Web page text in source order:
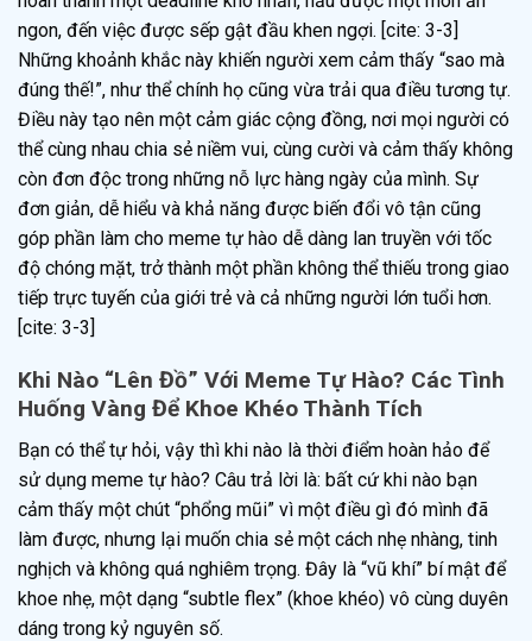
ngon, đến việc được sếp gật đầu khen ngợi. [cite: 3-3]
Những khoảnh khắc này khiến người xem cảm thấy “sao mà
đúng thế!”, như thể chính họ cũng vừa trải qua điều tương tự.
Điều này tạo nên một cảm giác cộng đồng, nơi mọi người có
thể cùng nhau chia sẻ niềm vui, cùng cười và cảm thấy không
còn đơn độc trong những nỗ lực hàng ngày của mình. Sự
đơn giản, dễ hiểu và khả năng được biến đổi vô tận cũng
góp phần làm cho meme tự hào dễ dàng lan truyền với tốc
độ chóng mặt, trở thành một phần không thể thiếu trong giao
tiếp trực tuyến của giới trẻ và cả những người lớn tuổi hơn.
[cite: 3-3]
Khi Nào “Lên Đồ” Với Meme Tự Hào? Các Tình
Huống Vàng Để Khoe Khéo Thành Tích
Bạn có thể tự hỏi, vậy thì khi nào là thời điểm hoàn hảo để
sử dụng meme tự hào? Câu trả lời là: bất cứ khi nào bạn
cảm thấy một chút “phổng mũi” vì một điều gì đó mình đã
làm được, nhưng lại muốn chia sẻ một cách nhẹ nhàng, tinh
nghịch và không quá nghiêm trọng. Đây là “vũ khí” bí mật để
khoe nhẹ, một dạng “subtle flex” (khoe khéo) vô cùng duyên
dáng trong kỷ nguyên số.